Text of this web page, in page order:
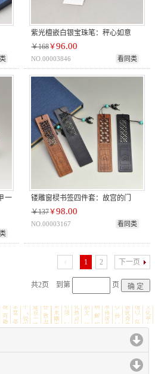
紫光檀嵌白银宝珠笔：秤心如意
￥168￥96.00
NO.00003846 看同类
一
镂雕窗棂书签四件套：故宫的门
￥137￥98.00
NO.00003167 看同类
1 2 下一页
共2页 到第 页